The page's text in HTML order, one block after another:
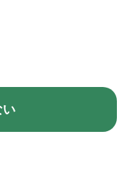
い